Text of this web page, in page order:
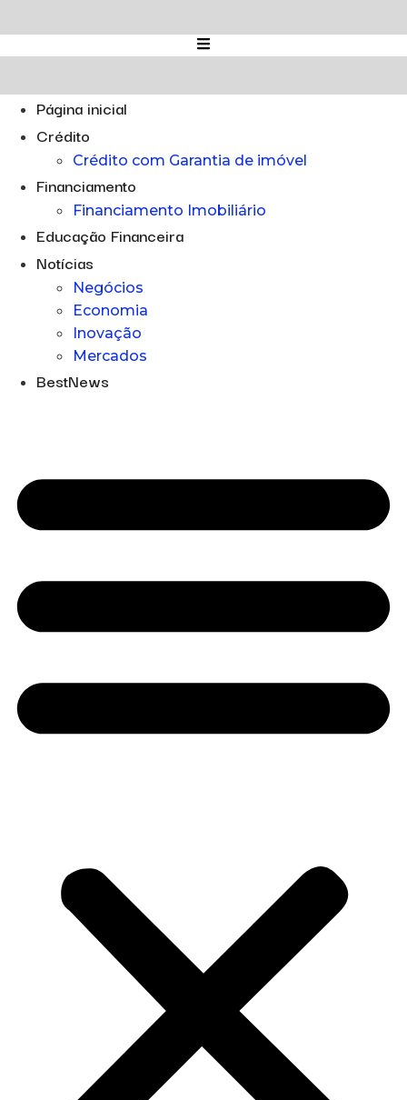
para
o
Página inicial
Crédito
Crédito com Garantia de imóvel
Financiamento
Financiamento Imobiliário
Educação Financeira
Notícias
Negócios
Economia
Inovação
Mercados
BestNews